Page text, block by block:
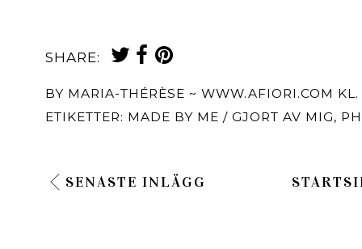
SHARE:
BY MARIA-THÉRÈSE ~ WWW.AFIORI.COM KL.
ETIKETTER: MADE BY ME / GJORT AV MIG,
SENASTE INLÄGG